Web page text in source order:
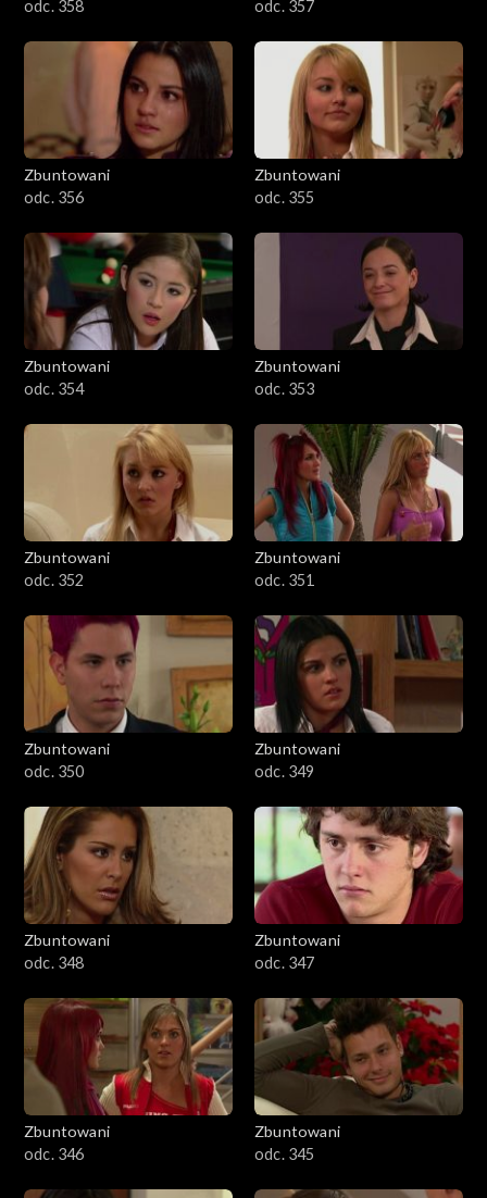
odc. 358 odc. 357
Zbuntowani
odc. 356
Zbuntowani
odc. 355
Zbuntowani
odc. 354
Zbuntowani
odc. 353
Zbuntowani
odc. 352
Zbuntowani
odc. 351
Zbuntowani
odc. 350
Zbuntowani
odc. 349
Zbuntowani
odc. 348
Zbuntowani
odc. 347
Zbuntowani
odc. 346
Zbuntowani
odc. 345